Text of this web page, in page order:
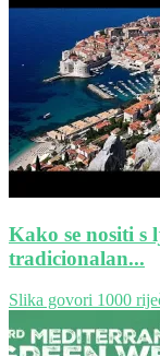
Kako se nositi s
tradicionalan...
Slika govori 1000